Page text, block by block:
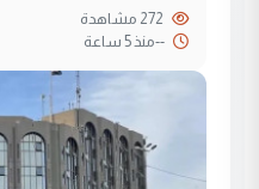
--منذ 5 ساعة